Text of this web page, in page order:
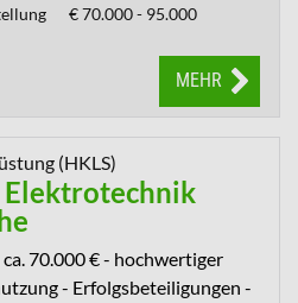
€70.000 - 95.000
MEHR
(HKLS)
70.000 € - hochwertiger
- Erfolgsbeteiligungen -